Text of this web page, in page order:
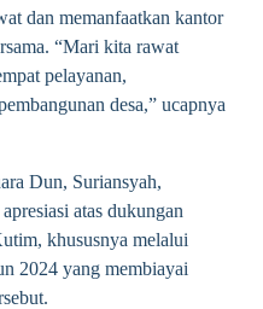
dan memanfaatkan kantor
“Mari kita rawat
pelayanan,
desa,” ucapnya
Dun, Suriansyah,
atas dukungan
khususnya melalui
2024 yang membiayai